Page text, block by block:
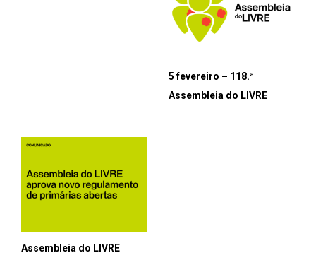
5 fevereiro – 118.ª
Assembleia do LIVRE
Assembleia do LIVRE